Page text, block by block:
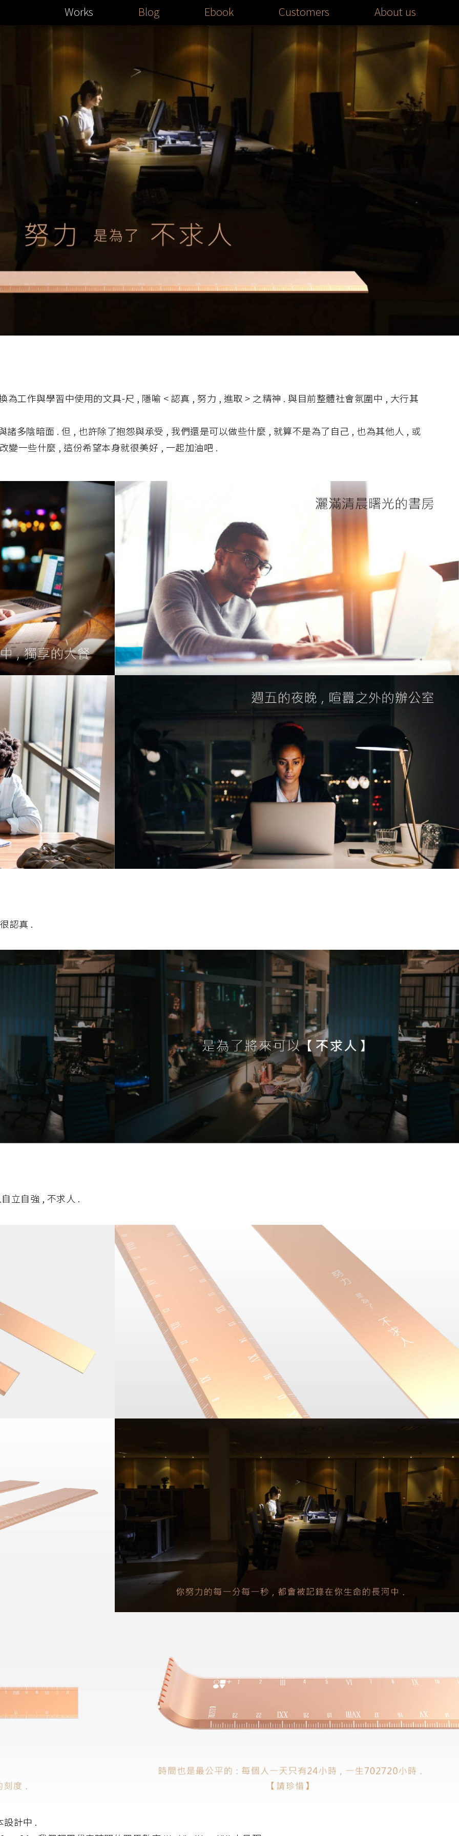
Works Blog Ebook Customers About us
為工作與學習中使用的文具-尺 , 隱喻 < 認真 , 努力 , 進取 > 之精神 . 與目前整體社會氛圍中 , 大行其
多陰暗面 . 但 , 也許除了抱怨與承受 , 我們還是可以做些什麼 , 就算不是為了自己 , 也為其他人 , 或
變一些什麼 , 這份希望本身就很美好 , 一起加油吧 .
認真 .
立自強 , 不求人 .
計中 .